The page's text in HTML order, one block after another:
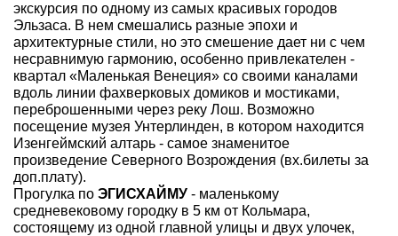
экскурсия по одному из самых красивых городов
Эльзаса. В нем смешались разные эпохи и
архитектурные стили, но это смешение дает ни с чем
несравнимую гармонию, особенно привлекателен -
квартал «Маленькая Венеция» со своими каналами
вдоль линии фахверковых домиков и мостиками,
переброшенными через реку Лош. Возможно
посещение музея Унтерлинден, в котором находится
Изенгеймский алтарь - самое знаменитое
произведение Северного Возрождения (вх.билеты за
доп.плату).
Прогулка по ЭГИСХАЙМУ - маленькому
средневековому городку в 5 км от Кольмара,
состоящему из одной главной улицы и двух улочек,